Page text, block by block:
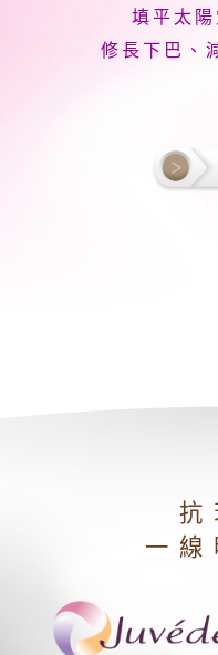
填平太陽
修長下巴、
抗
一線